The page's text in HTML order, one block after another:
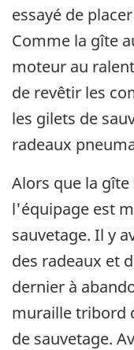
essayé de
Comme la gîte
moteur au
de revêtir les
les gilets de
radeaux
Alors que la
l'équipage est
sauvetage. Il y
des radeaux et
dernier à
muraille tribord
de sauvetage.